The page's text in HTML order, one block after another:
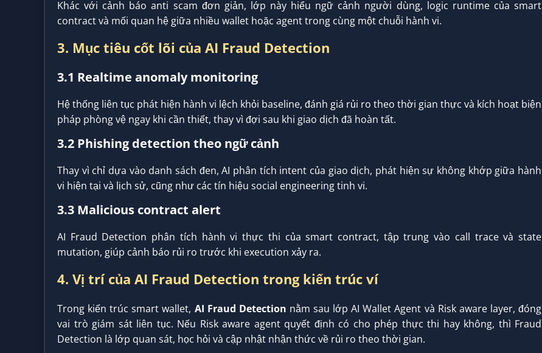
Khác với cảnh báo anti scam đơn giản, lớp này hiểu ngữ cảnh người dùng, logic runtime của smart
contract và mối quan hệ giữa nhiều wallet hoặc agent trong cùng một chuỗi hành vi.
3. Mục tiêu cốt lõi của AI Fraud Detection
3.1 Realtime anomaly monitoring
Hệ thống liên tục phát hiện hành vi lệch khỏi baseline, đánh giá rủi ro theo thời gian thực và kích hoạt biện
pháp phòng vệ ngay khi cần thiết, thay vì đợi sau khi giao dịch đã hoàn tất.
3.2 Phishing detection theo ngữ cảnh
Thay vì chỉ dựa vào danh sách đen, AI phân tích intent của giao dịch, phát hiện sự không khớp giữa hành
vi hiện tại và lịch sử, cũng như các tín hiệu social engineering tinh vi.
3.3 Malicious contract alert
AI Fraud Detection phân tích hành vi thực thi của smart contract, tập trung vào call trace và state
mutation, giúp cảnh báo rủi ro trước khi execution xảy ra.
4. Vị trí của AI Fraud Detection trong kiến trúc ví
Trong kiến trúc smart wallet, AI Fraud Detection nằm sau lớp AI Wallet Agent và Risk aware layer, đóng
vai trò giám sát liên tục. Nếu Risk aware agent quyết định có cho phép thực thi hay không, thì Fraud
Detection là lớp quan sát, học hỏi và cập nhật nhận thức về rủi ro theo thời gian.